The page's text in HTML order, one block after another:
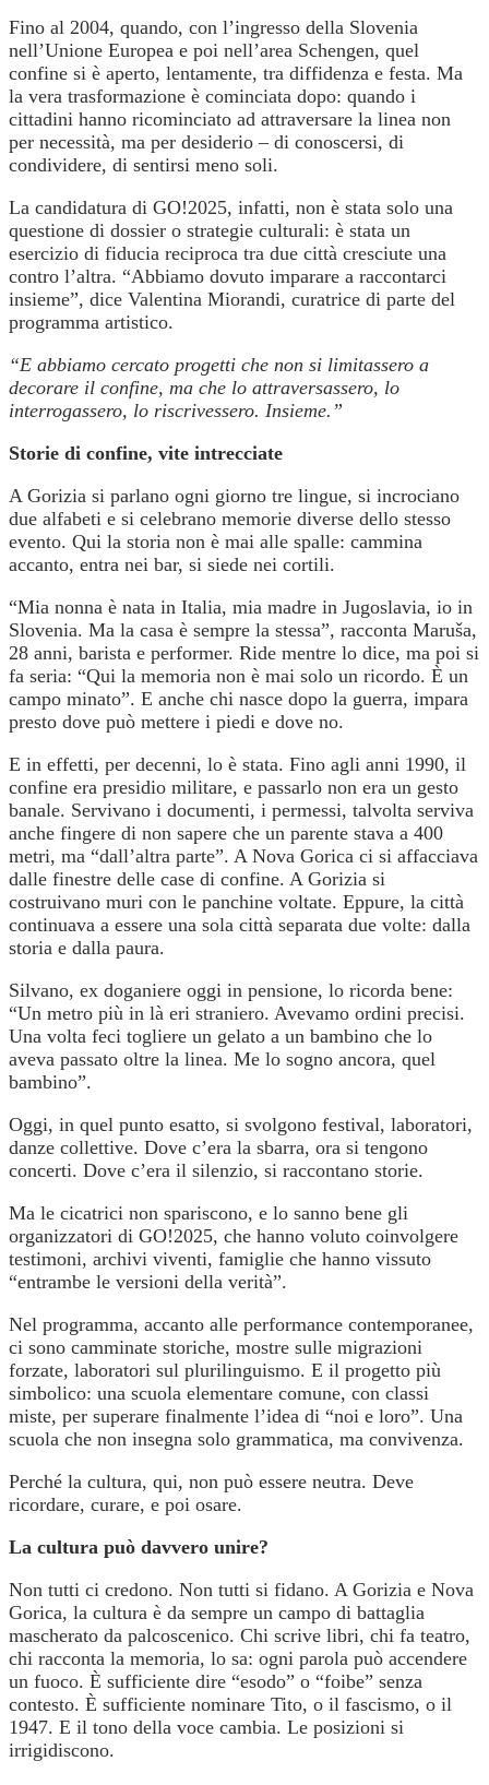
Fino al 2004, quando, con l’ingresso della Slovenia
nell’Unione Europea e poi nell’area Schengen, quel
confine si è aperto, lentamente, tra diffidenza e festa. Ma
la vera trasformazione è cominciata dopo: quando i
cittadini hanno ricominciato ad attraversare la linea non
per necessità, ma per desiderio – di conoscersi, di
condividere, di sentirsi meno soli.
La candidatura di GO!2025, infatti, non è stata solo una
questione di dossier o strategie culturali: è stata un
esercizio di fiducia reciproca tra due città cresciute una
contro l’altra. “Abbiamo dovuto imparare a raccontarci
insieme”, dice Valentina Miorandi, curatrice di parte del
programma artistico.
“E abbiamo cercato progetti che non si limitassero a
decorare il confine, ma che lo attraversassero, lo
interrogassero, lo riscrivessero. Insieme.”
Storie di confine, vite intrecciate
A Gorizia si parlano ogni giorno tre lingue, si incrociano
due alfabeti e si celebrano memorie diverse dello stesso
evento. Qui la storia non è mai alle spalle: cammina
accanto, entra nei bar, si siede nei cortili.
“Mia nonna è nata in Italia, mia madre in Jugoslavia, io in
Slovenia. Ma la casa è sempre la stessa”, racconta Maruša,
28 anni, barista e performer. Ride mentre lo dice, ma poi si
fa seria: “Qui la memoria non è mai solo un ricordo. È un
campo minato”. E anche chi nasce dopo la guerra, impara
presto dove può mettere i piedi e dove no.
E in effetti, per decenni, lo è stata. Fino agli anni 1990, il
confine era presidio militare, e passarlo non era un gesto
banale. Servivano i documenti, i permessi, talvolta serviva
anche fingere di non sapere che un parente stava a 400
metri, ma “dall’altra parte”. A Nova Gorica ci si affacciava
dalle finestre delle case di confine. A Gorizia si
costruivano muri con le panchine voltate. Eppure, la città
continuava a essere una sola città separata due volte: dalla
storia e dalla paura.
Silvano, ex doganiere oggi in pensione, lo ricorda bene:
“Un metro più in là eri straniero. Avevamo ordini precisi.
Una volta feci togliere un gelato a un bambino che lo
aveva passato oltre la linea. Me lo sogno ancora, quel
bambino”.
Oggi, in quel punto esatto, si svolgono festival, laboratori,
danze collettive. Dove c’era la sbarra, ora si tengono
concerti. Dove c’era il silenzio, si raccontano storie.
Ma le cicatrici non spariscono, e lo sanno bene gli
organizzatori di GO!2025, che hanno voluto coinvolgere
testimoni, archivi viventi, famiglie che hanno vissuto
“entrambe le versioni della verità”.
Nel programma, accanto alle performance contemporanee,
ci sono camminate storiche, mostre sulle migrazioni
forzate, laboratori sul plurilinguismo. E il progetto più
simbolico: una scuola elementare comune, con classi
miste, per superare finalmente l’idea di “noi e loro”. Una
scuola che non insegna solo grammatica, ma convivenza.
Perché la cultura, qui, non può essere neutra. Deve
ricordare, curare, e poi osare.
La cultura può davvero unire?
Non tutti ci credono. Non tutti si fidano. A Gorizia e Nova
Gorica, la cultura è da sempre un campo di battaglia
mascherato da palcoscenico. Chi scrive libri, chi fa teatro,
chi racconta la memoria, lo sa: ogni parola può accendere
un fuoco. È sufficiente dire “esodo” o “foibe” senza
contesto. È sufficiente nominare Tito, o il fascismo, o il
1947. E il tono della voce cambia. Le posizioni si
irrigidiscono.